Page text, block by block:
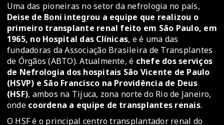
Uma das pioneiras no setor da nefrologia no país,
Deise de Boni integrou a equipe que realizou o
primeiro transplante renal feito em São Paulo, em
1965, no Hospital das Clínicas, e é uma das
fundadoras da Associação Brasileira de Transplantes
de Órgãos (ABTO). Atualmente, é chefe dos serviços
de Nefrologia dos hospitais São Vicente de Paulo
(HSVP) e São Francisco na Providência de Deus
(HSF), ambos na Tijuca, zona norte do Rio de Janeiro,
onde coordena a equipe de transplantes renais.
O HSF é o principal centro transplantador renal do